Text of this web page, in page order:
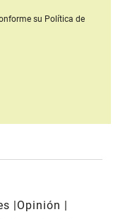
su Política de
Opinión